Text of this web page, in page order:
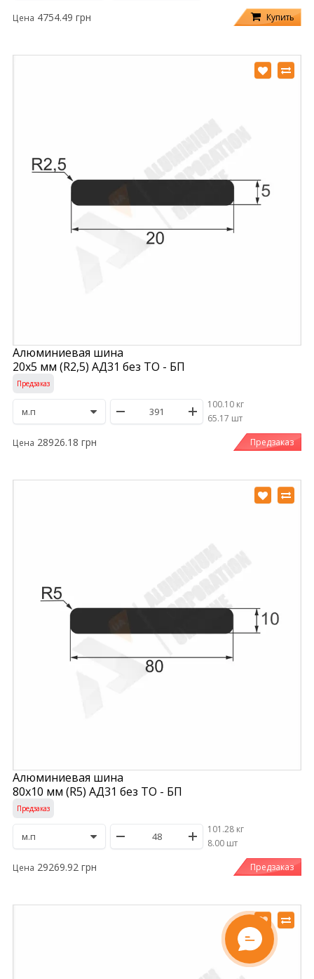
Цена 4754.49 грн Купить
Алюминиевая шина
20х5 мм (R2,5) АД31 без ТО - БП
Предзаказ
100.10 кг
/65.17 шт
Цена 28926.18 грн Предзаказ
Алюминиевая шина
80х10 мм (R5) АД31 без ТО - БП
Предзаказ
101.28 кг
/8.00 шт
Цена 29269.92 грн Предзаказ